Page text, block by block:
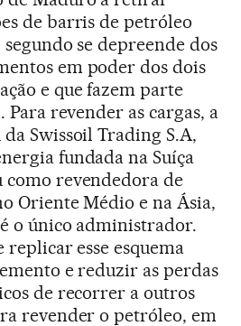
de barris de petróleo
segundo se depreende dos
em poder dos dois
e que fazem parte
Para revender as cargas, a
Swissoil Trading S.A,
fundada na Suíça
como revendedora de
Oriente Médio e na Ásia,
o único administrador.
replicar esse esquema
e reduzir as perdas
de recorrer a outros
revender o petróleo, em